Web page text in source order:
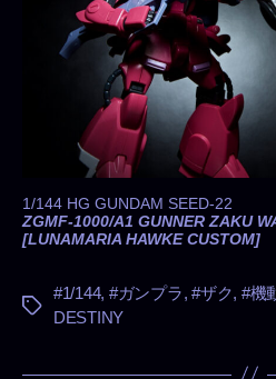
へ
1/144 HG GUNDAM SEED-22
ZGMF-1000/A1 GUNNER ZAKU
[LUNAMARIA HAWKE CUSTOM]
タ
#1/144, #ガンプラ,#ザク, #機
DESTINY